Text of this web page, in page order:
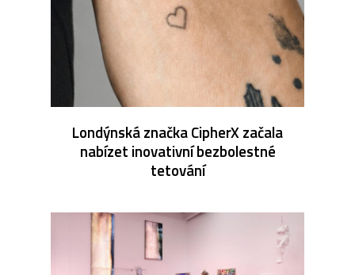
Londýnská značka CipherX začala
nabízet inovativní bezbolestné
tetování